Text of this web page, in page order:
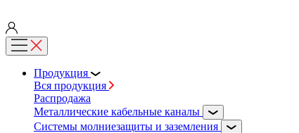
Продукция
Вся продукция
Распродажа
Металлические кабельные каналы
Системы молниезащиты и заземления